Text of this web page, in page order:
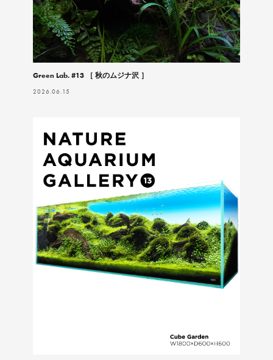
Green Lab. #13 ［ 秋のムジナ沢 ］
2026.06.15